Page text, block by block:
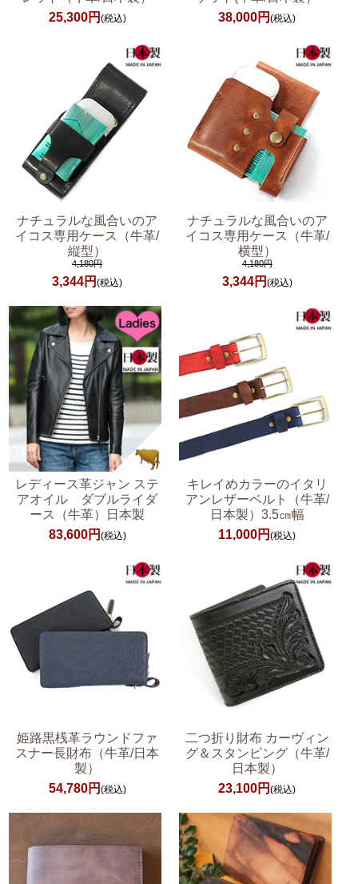
25,300円 (税込)
38,000円(税込)
ナチュラルな風合いのア
イコス専用ケース（牛革/
縦型）
4,180円
3,344円(税込)
ナチュラルな風合いのア
イコス専用ケース（牛革/
横型）
4,180円
3,344円 (税込)
レディース革ジャン ステ
アオイル ダブルライダ
ース（牛革）日本製
83,600円 (税込)
キレイめカラーのイタリ
アンレザーベルト（牛革/
日本製）3.5㎝幅
11,000円(税込)
姫路黒桟革ラウンドファ
スナー長財布（牛革/日本
製）
54,780円 (税込)
二つ折り財布 カーヴィン
グ＆スタンピング（牛革/
日本製）
23,100円(税込)